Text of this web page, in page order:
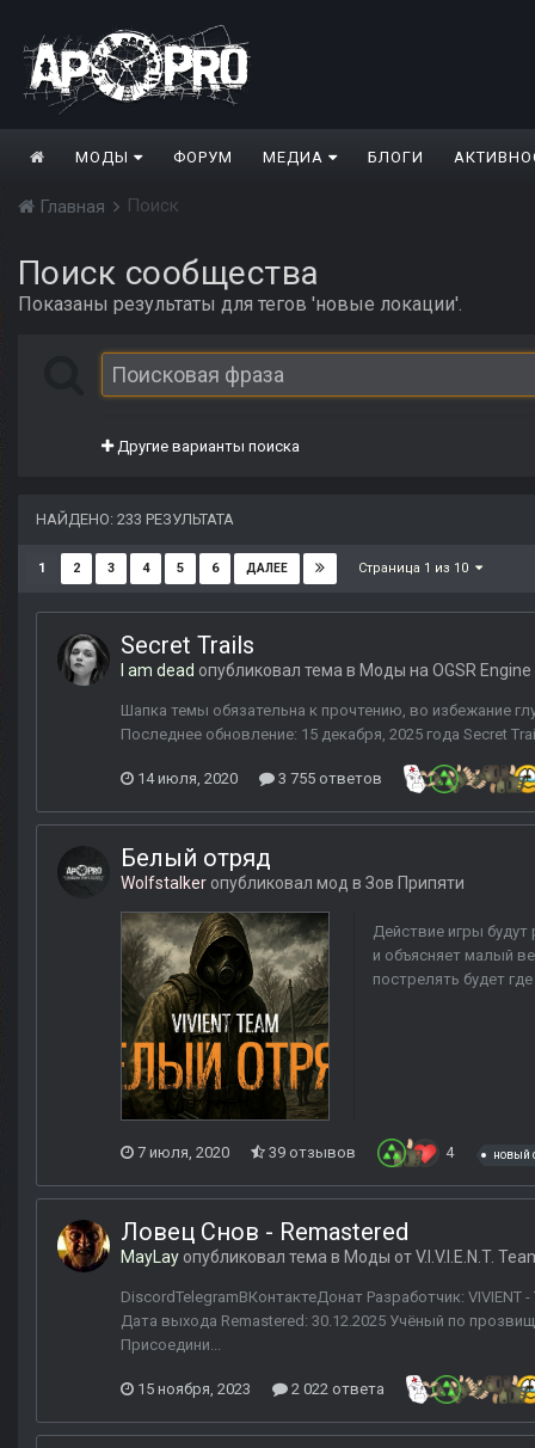
МОДЫ ФОРУМ МЕДИА БЛОГИ
Главная Поиск
Поиск сообщества
Показаны результаты для тегов 'новые локации'.
Другие варианты поиска
НАЙДЕНО: 233 РЕЗУЛЬТАТА
1 2 3 4 5 6 ДАЛЕЕ Страница 1 из 10
Secret Trails
I am dead опубликовал тема в Моды на OGSR Engine
Шапка темы обязательна к прочтению, во избежание
Последнее обновление: 15 декабря, 2025 года Secret
14 июля, 2020 3 755 ответов
Белый отряд
Wolfstalker опубликовал мод в Зов Припяти
Действие игры будут
и объясняет малый
пострелять будет
7 июля, 2020 39 отзывов 4 новый
Ловец Снов - Remastered
MayLay опубликовал тема в Моды от V.I.V.I.E.N.T.
DiscordTelegramВКонтактеДонат Разработчик:
Дата выхода Remastered: 30.12.2025 Учёный по
Присоедини...
15 ноября, 2023 2 022 ответа